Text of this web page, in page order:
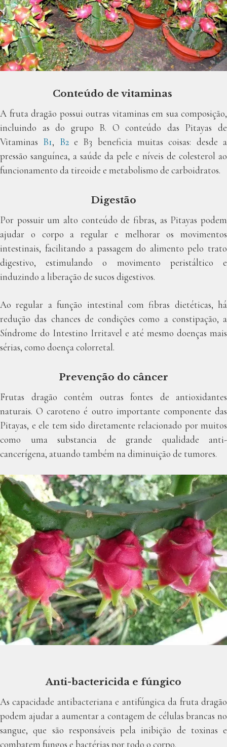
Conteúdo de vitaminas
A fruta dragão possui outras vitaminas em sua composição,
incluindo as do grupo B. O conteúdo das Pitayas de
Vitaminas B1, B2e B3 beneficia muitas coisas: desde a
pressão sanguínea, a saúde da pele e níveis de colesterol ao
funcionamento da tireoide e metabolismo de carboidratos.
Digestão
Por possuir um alto conteúdo de fibras, as Pitayas podem
ajudar o corpo a regular e melhorar os movimentos
intestinais, facilitando a passagem do alimento pelo trato
digestivo, estimulando o movimento peristáltico e
induzindo a liberação de sucos digestivos.
Ao regular a função intestinal com fibras dietéticas, há
redução das chances de condições como a constipação, a
Síndrome do Intestino Irritavel e até mesmo doenças mais
sérias, como doença colorretal.
Prevenção do câncer
Frutas dragão contêm outras fontes de antioxidantes
naturais. O caroteno é outro importante componente das
Pitayas, e ele tem sido diretamente relacionado por muitos
como uma substancia de grande qualidade anti-
cancerígena, atuando também na diminuição de tumores.
Anti-bactericida e fúngico
As capacidade antibacteriana e antifúngica da fruta dragão
podem ajudar a aumentar a contagem de células brancas no
sangue, que são responsáveis pela inibição de toxinas e
combatem fungos e bactérias por todo o corpo.